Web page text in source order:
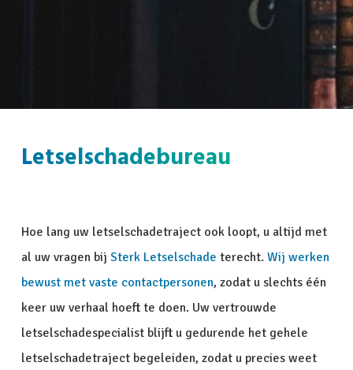
Letselschadebureau
Hoe lang uw letselschadetraject ook loopt, u altijd met
al uw vragen bij Sterk Letselschade terecht. Wij werken
bewust met vaste contactpersonen, zodat u slechts één
keer uw verhaal hoeft te doen. Uw vertrouwde
letselschadespecialist blijft u gedurende het gehele
letselschadetraject begeleiden, zodat u precies weet